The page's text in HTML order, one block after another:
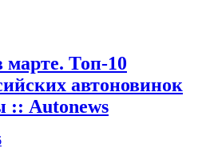
Топ-10
автоновинок
:: Autonews